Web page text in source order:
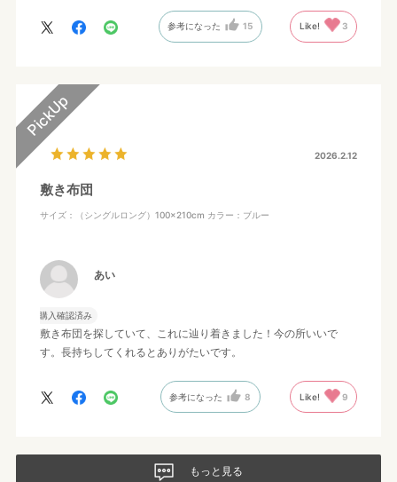
参考になった 15 Like! 3
2026.2.12
敷き布団
サイズ：（シングルロング）100×210cm カラー：ブルー
あい
購入確認済み
敷き布団を探していて、これに辿り着きました！今の所いいで
す。長持ちしてくれるとありがたいです。
参考になった 8 Like! 9
もっと見る